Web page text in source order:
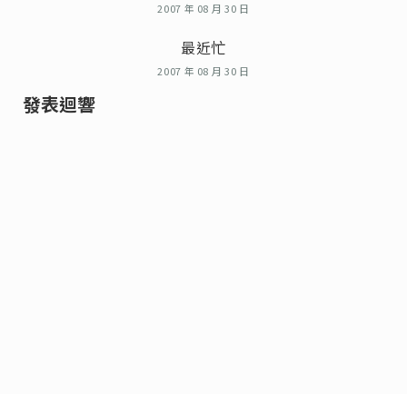
2007 年 08 月 30 日
最近忙
2007 年 08 月 30 日
發表迴響